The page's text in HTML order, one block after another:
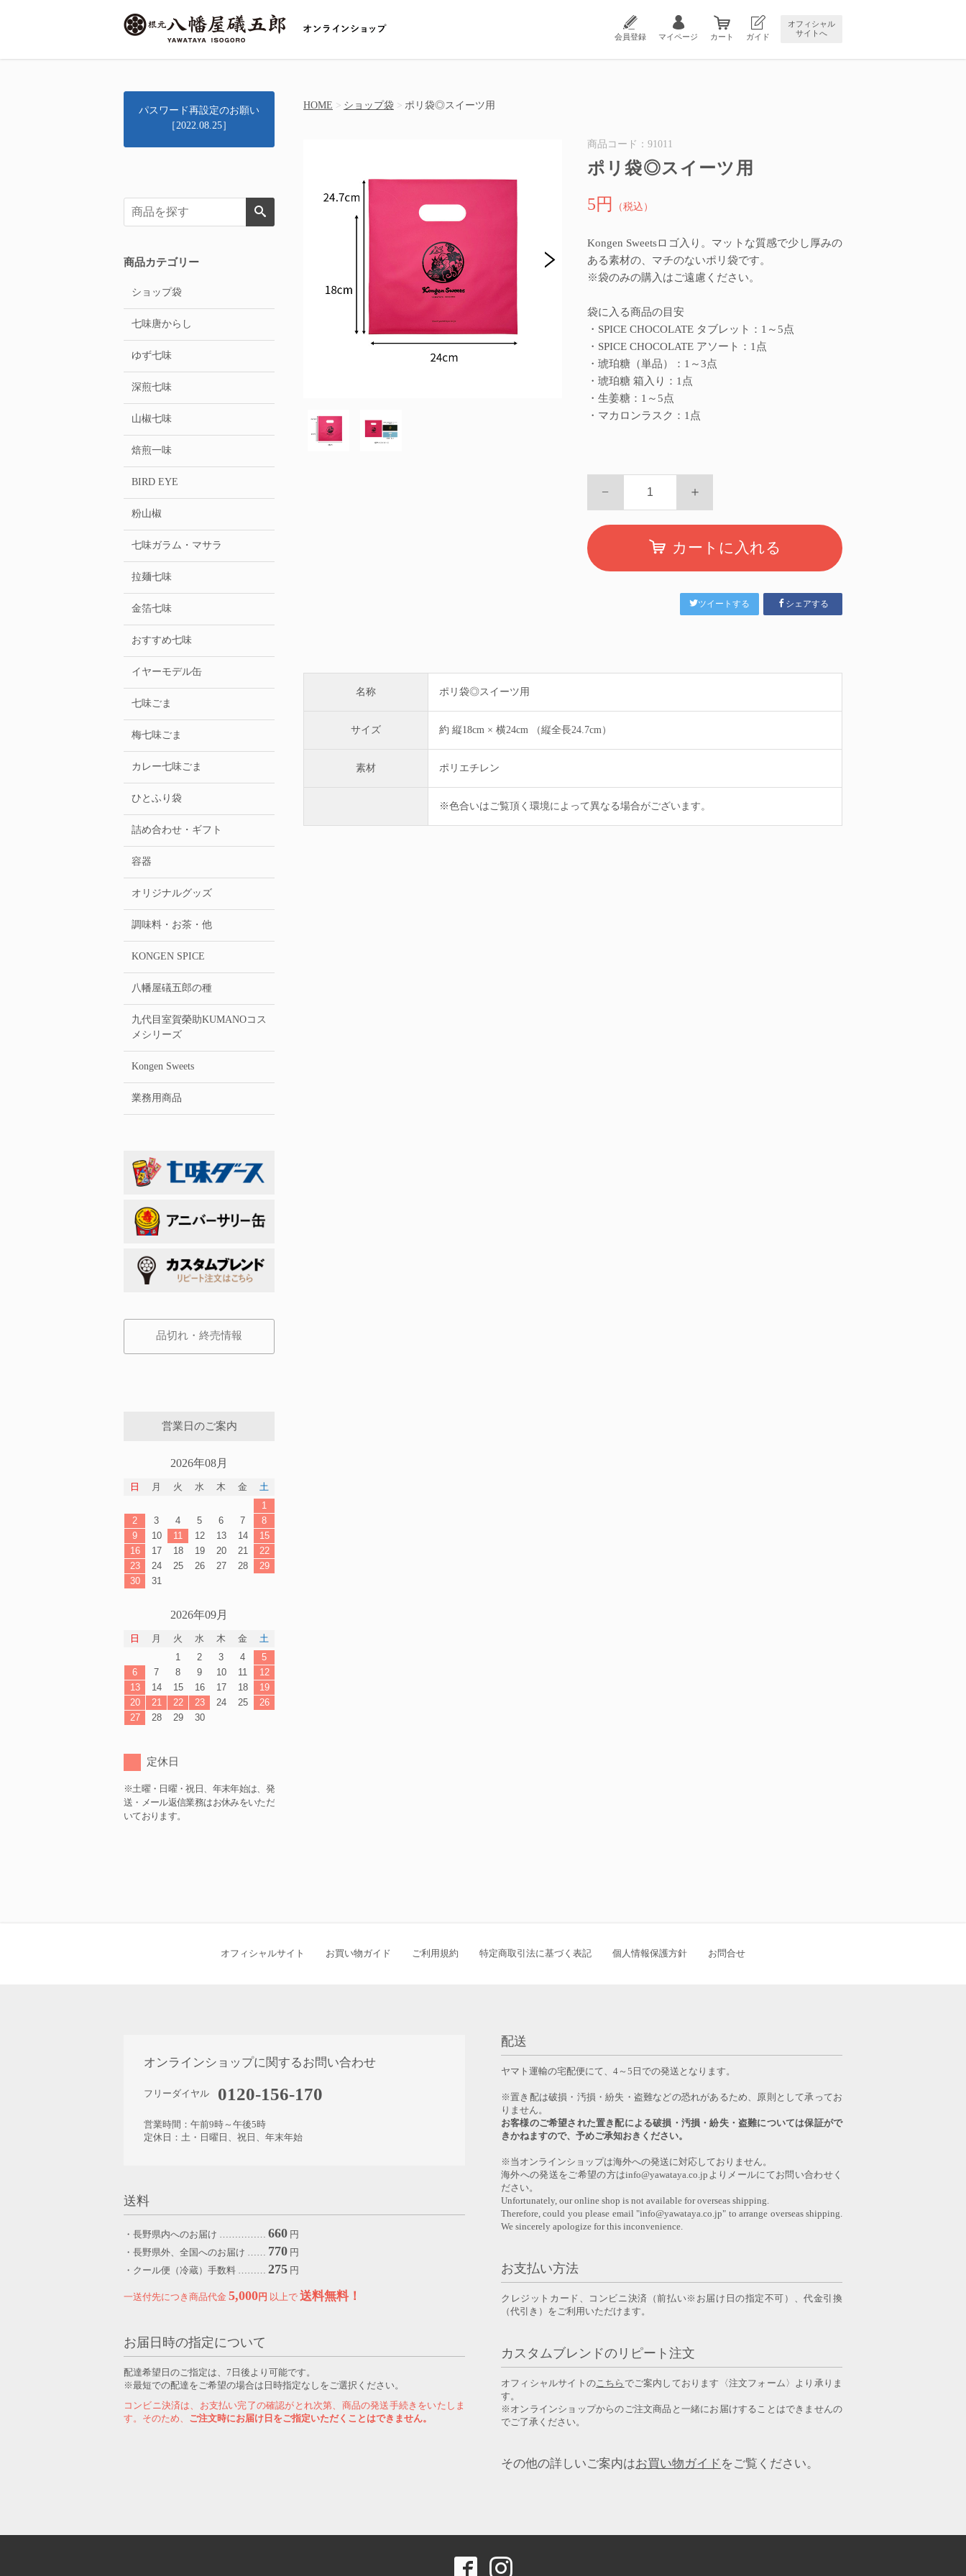
会員登録 マイページ カート ガイド
オフィシャル
サイトへ
HOME ショップ袋 ポリ袋◎スイーツ用
商品コード：91011
ポリ袋◎スイーツ用
5円
（税込）
Kongen Sweetsロゴ入り。マットな質感で少し厚みの
ある素材の、マチのないポリ袋です。
※袋のみの購入はご遠慮ください。
袋に入る商品の目安
・SPICE CHOCOLATE タブレット：1～5点
・SPICE CHOCOLATE アソート：1点
・琥珀糖（単品）：1～3点
・琥珀糖 箱入り：1点
・生姜糖：1～5点
・マカロンラスク：1点
− ＋
カートに入れる
ツイートする シェアする
名称 ポリ袋◎スイーツ用
サイズ 約 縦18cm × 横24cm （縦全長24.7cm）
素材 ポリエチレン
※色合いはご覧頂く環境によって異なる場合がございます。
パスワード再設定のお願い
［2022.08.25］
商品カテゴリー
ショップ袋
七味唐からし
ゆず七味
深煎七味
山椒七味
焙煎一味
BIRD EYE
粉山椒
七味ガラム・マサラ
拉麺七味
金箔七味
おすすめ七味
イヤーモデル缶
七味ごま
梅七味ごま
カレー七味ごま
ひとふり袋
詰め合わせ・ギフト
容器
オリジナルグッズ
調味料・お茶・他
KONGEN SPICE
八幡屋礒五郎の種
九代目室賀榮助KUMANOコス
メシリーズ
Kongen Sweets
業務用商品
品切れ・終売情報
営業日のご案内
2026年08月
日 月 火 水 木 金
土
1
2
3 4 5 6 7
8
9
10 11 12 13 14
15
16
17 18 19 20 21
22
23
24 25 26 27 28
29
30
31
2026年09月
日 月 火 水 木 金
土
1
2 3 4
5
6
7 8 9 10 11
12
13
14 15 16 17 18
19
20
21 22 23 24 25
26
27
28 29 30
定休日
※土曜・日曜・祝日、年末年始は、発
送・メール返信業務はお休みをいただ
いております。
オフィシャルサイト お買い物ガイド ご利用規約 特定商取引法に基づく表記 個人情報保護方針 お問合せ
オンラインショップに関するお問い合わせ
フリーダイヤル 0120-156-170
営業時間：午前9時～午後5時
定休日：土・日曜日、祝日、年末年始
送料
・長野県内へのお届け …………… 660 円
・長野県外、全国へのお届け …… 770 円
・クール便（冷蔵）手数料 ……… 275 円
一送付先につき商品代金 5,000円 以上で 送料無料！
お届日時の指定について
配達希望日のご指定は、7日後より可能です。
※最短での配達をご希望の場合は日時指定なしをご選択ください。
コンビニ決済は、お支払い完了の確認がとれ次第、商品の発送手続きをいたしま
す。そのため、 ご注文時にお届け日をご指定いただくことはできません。
配送
ヤマト運輸の宅配便にて、4～5日での発送となります。
※置き配は破損・汚損・紛失・盗難などの恐れがあるため、原則として承ってお
りません。
お客様のご希望された置き配による破損・汚損・紛失・盗難については保証がで
きかねますので、予めご承知おきください。
※当オンラインショップは海外への発送に対応しておりません。
海外への発送をご希望の方はinfo@yawataya.co.jpよりメールにてお問い合わせく
ださい。
Unfortunately, our online shop is not available for overseas shipping.
Therefore, could you please email "info@yawataya.co.jp" to arrange overseas shipping.
We sincerely apologize for this inconvenience.
お支払い方法
クレジットカード、コンビニ決済（前払い※お届け日の指定不可）、代金引換
（代引き）をご利用いただけます。
カスタムブレンドのリピート注文
オフィシャルサイトの こちら でご案内しております〈注文フォーム〉より承りま
す。
※オンラインショップからのご注文商品と一緒にお届けすることはできませんの
でご了承ください。
その他の詳しいご案内はお買い物ガイド をご覧ください。